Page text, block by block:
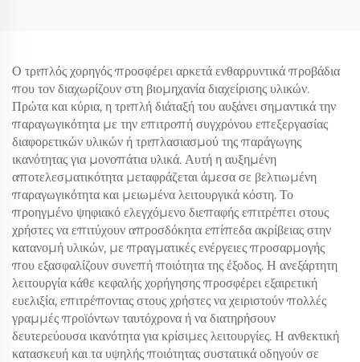
Ο τριπλός χορηγός προσφέρει αρκετά ενθαρρυντικά προβάδια
που τον διαχωρίζουν στη βιομηχανία διαχείρισης υλικών.
Πρώτα και κύρια, η τριπλή διάταξή του αυξάνει σημαντικά την
παραγωγικότητα με την επιτροπή συγχρόνου επεξεργασίας
διαφορετικών υλικών ή τριπλασιασμού της παράγωγης
ικανότητας για μονοπάτια υλικά. Αυτή η αυξημένη
αποτελεσματικότητα μεταφράζεται άμεσα σε βελτιωμένη
παραγωγικότητα και μειωμένα λειτουργικά κόστη. Το
προηγμένο ψηφιακό ελεγχόμενο διεπαφής επιτρέπει στους
χρήστες να επιτύχουν απροσδόκητα επίπεδα ακρίβειας στην
κατανομή υλικών, με πραγματικές ενέργειες προσαρμογής
που εξασφαλίζουν συνεπή ποιότητα της έξοδος. Η ανεξάρτητη
λειτουργία κάθε κεφαλής χορήγησης προσφέρει εξαιρετική
ευελιξία, επιτρέποντας στους χρήστες να χειριστούν πολλές
γραμμές προϊόντων ταυτόχρονα ή να διατηρήσουν
δευτερεύουσα ικανότητα για κρίσιμες λειτουργίες. Η ανθεκτική
κατασκευή και τα υψηλής ποιότητας συστατικά οδηγούν σε